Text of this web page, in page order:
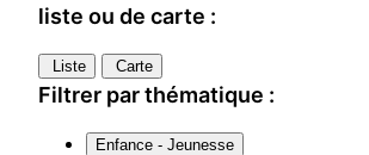
liste ou de carte :
Liste Carte
Filtrer par thématique :
Enfance - Jeunesse